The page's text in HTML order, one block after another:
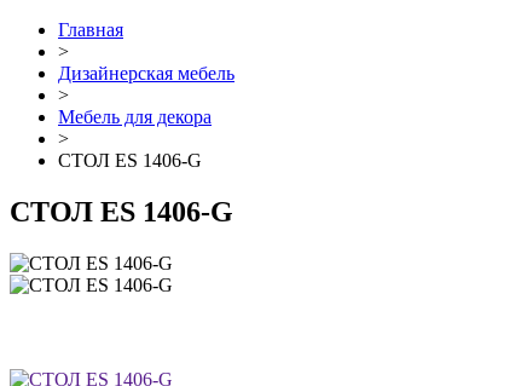
Главная
>
Дизайнерская мебель
>
Мебель для декора
>
СТОЛ ES 1406-G
СТОЛ ES 1406-G